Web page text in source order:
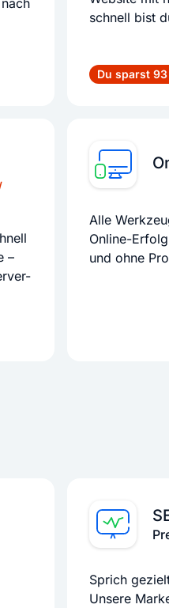
schnell bist
Du sparst 93
–
Alle
Online-
und ohne
Sprich
Unsere